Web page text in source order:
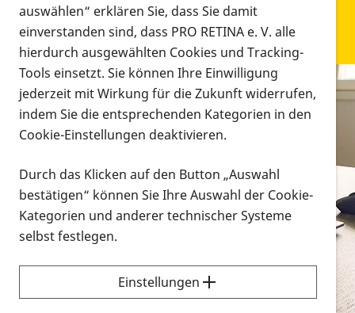
Infomaterial
Infomaterial
Vorlesen
Alle Infomaterialien in verschiedenen
Formaten an einem Ort
Sie möchten wissen, wie Sie nach Infonmaterial
suchen und dieses bestellen bzw. herunterladen
können? Schauen Sie sich dieErklärvideos zum
auswählen“ erklären Sie, dass Sie damit
einverstanden sind, dass PRO RETINA e. V. alle
hierdurch ausgewählten Cookies und Tracking-
Tools einsetzt. Sie können Ihre Einwilligung
jederzeit mit Wirkung für die Zukunft widerrufen,
indem Sie die entsprechenden Kategorien in den
Cookie-Einstellungen deaktivieren.
Durch das Klicken auf den Button „Auswahl
bestätigen“ können Sie Ihre Auswahl der Cookie-
Kategorien und anderer technischer Systeme
selbst festlegen.
Einstellungen